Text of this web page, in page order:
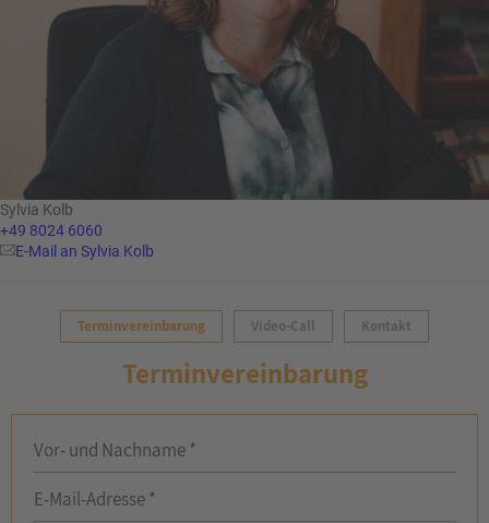
Sylvia Kolb
+49 8024 6060
E-Mail an Sylvia Kolb
Terminvereinbarung Video-Call Kontakt
Terminvereinbarung
Vor- und Nachname *
E-Mail-Adresse *